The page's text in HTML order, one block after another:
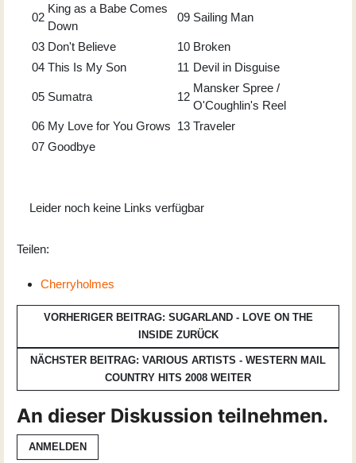
02
King as a Babe Comes
Down
09 Sailing Man
03 Don't Believe 10 Broken
04 This Is My Son 11 Devil in Disguise
05 Sumatra 12
Mansker Spree /
O'Coughlin's Reel
06 My Love for You Grows 13 Traveler
07 Goodbye
Leider noch keine Links verfügbar
Teilen:
Cherryholmes
VORHERIGER BEITRAG: SUGARLAND - LOVE ON THE
INSIDE ZURÜCK
NÄCHSTER BEITRAG: VARIOUS ARTISTS - WESTERN MAIL
COUNTRY HITS 2008 WEITER
An dieser Diskussion teilnehmen.
ANMELDEN